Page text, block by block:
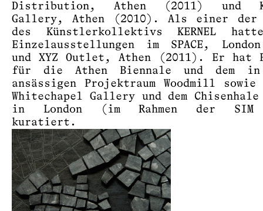
Distribution, Athen (2011) und
Gallery, Athen (2010). Als einer der
des Künstlerkollektivs KERNEL
Einzelausstellungen im SPACE,
und XYZ Outlet, Athen (2011). Er hat
für die Athen Biennale und dem in
ansässigen Projektraum Woodmill
Whitechapel Gallery und dem
in London (im Rahmen der
kuratiert.